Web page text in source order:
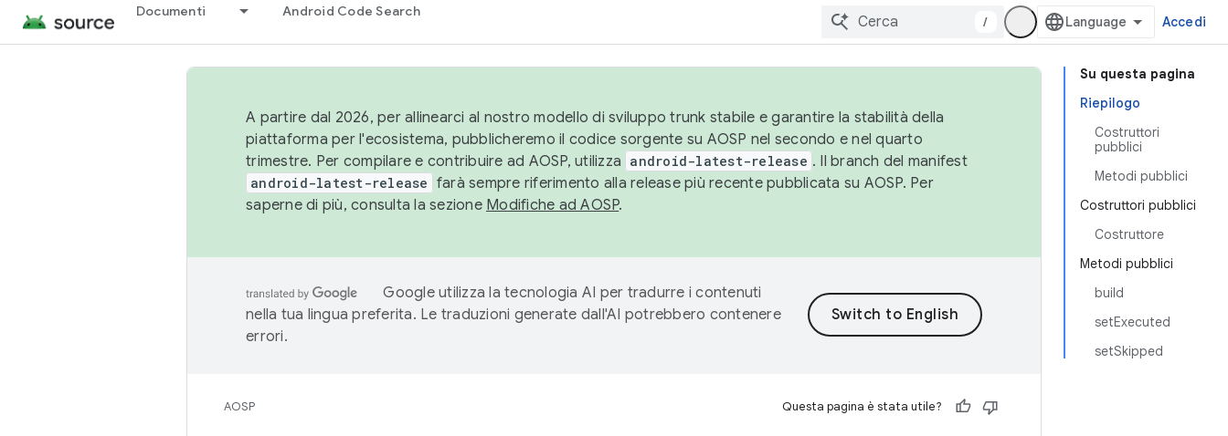
Documenti Android Code Search
/ Accedi
Su questa pagina
Riepilogo
Costruttori
pubblici
Metodi pubblici
Costruttori pubblici
Costruttore
Metodi pubblici
build
setExecuted
setSkipped
A partire dal 2026, per allinearci al nostro modello di sviluppo trunk stabile e garantire la stabilità della
piattaforma per l'ecosistema, pubblicheremo il codice sorgente su AOSP nel secondo e nel quarto
trimestre. Per compilare e contribuire ad AOSP, utilizza android-latest-release . Il branch del manifest
android-latest-release farà sempre riferimento alla release più recente pubblicata su AOSP. Per
saperne di più, consulta la sezione Modifiche ad AOSP.
Google utilizza la tecnologia AI per tradurre i contenuti
nella tua lingua preferita. Le traduzioni generate dall'AI potrebbero contenere
errori.
AOSP Questa pagina è stata utile?